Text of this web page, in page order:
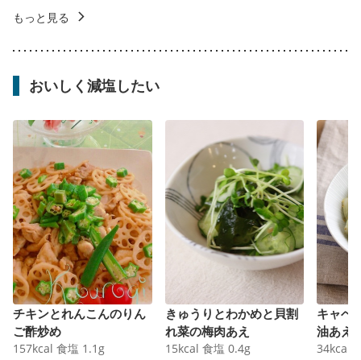
もっと見る
おいしく減塩したい
チキンとれんこんのりん
ご酢炒め
157kcal 食塩 1.1 g
きゅうりとわかめと貝割
れ菜の梅肉あえ
15kcal 食塩 0.4g
キャベ
油あえ
34kcal